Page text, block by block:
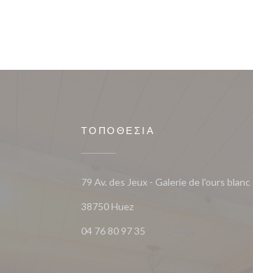
ΤΟΠΟΘΕΣΊΑ
79 Av. des Jeux - Galerie de l'ours blanc
38750 Huez((ανοίγει σε νέο παράθυρο))
04 76 80 97 35